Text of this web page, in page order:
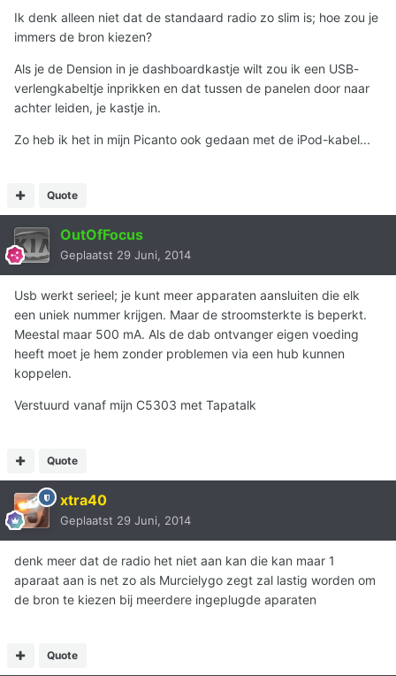
Ik denk alleen niet dat de standaard radio zo slim is; hoe zou je
immers de bron kiezen?
Als je de Dension in je dashboardkastje wilt zou ik een USB-
verlengkabeltje inprikken en dat tussen de panelen door naar
achter leiden, je kastje in.
Zo heb ik het in mijn Picanto ook gedaan met de iPod-kabel...
Quote
OutOfFocus
Geplaatst 29 Juni, 2014
Usb werkt serieel; je kunt meer apparaten aansluiten die elk
een uniek nummer krijgen. Maar de stroomsterkte is beperkt.
Meestal maar 500 mA. Als de dab ontvanger eigen voeding
heeft moet je hem zonder problemen via een hub kunnen
koppelen.
Verstuurd vanaf mijn C5303 met Tapatalk
Quote
xtra40
Geplaatst 29 Juni, 2014
denk meer dat de radio het niet aan kan die kan maar 1
aparaat aan is net zo als Murcielygo zegt zal lastig worden om
de bron te kiezen bij meerdere ingeplugde aparaten
Quote